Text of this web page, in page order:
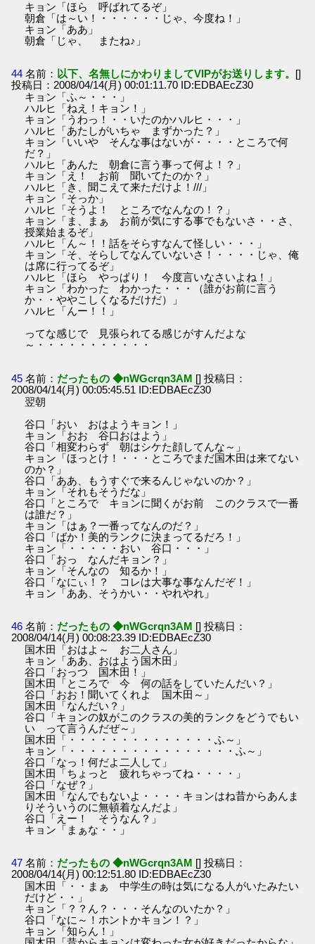
キョン「ほら 呼ばれてるぞ」
朝倉「は～い！・・・・・・じゃ、今度ね！」
キョン「ああ」
朝倉「じゃ、 またね♪」
44 名前： 以下、名無しにかわりましてVIPがお送りします。 []
投稿日：2008/04/14(月) 00:01:11.70 ID:EDBAEcZ30
キョン「ふ～・・・」
ハルヒ「ねえ！キョン！」
キョン「うわっ！・・いたのかハルヒ・・・」
ハルヒ「あたしがいちゃ まずかった？」
キョン「いいや そんな事はないが・・・・ところで何
だ？」
ハルヒ「あんた 朝倉に言う事って何よ！？」
キョン「え！ お前 聞いてたのか？」
ハルヒ「き、聞こえて来ただけよ！///」
キョン「そっか」
ハルヒ「そうよ！ ところでなんなの！？」
キョン「ま、まぁ お前が気にする事でもないさ・・さ、
授業始まるぞ」
ハルヒ「ん～！！話をそらすなんて怪しい・・・」
キョン「そ、そらしてなんていないさ！・・・・じゃ、俺
は席に行ってるぞ」
ハルヒ「ほら やっぱり！ 今度言いなさいよね！」
キョン「わかった わかった・・・（誰がお前に言う
か・・ややこしくなるだけだ）」
ハルヒ「んー！！」
ってな感じで 見張られてる感じがすんだよな
～・・・・・・・・・・・
45 名前： だったもの ◆nWGcrqn3AM [] 投稿日：
2008/04/14(月) 00:05:45.51 ID:EDBAEcZ30
翌朝
谷口「おい おはようキョン！」
キョン「おお 谷口おはよう」
谷口「相変わらず 朝はシケた顔してんな～」
キョン「ほっとけ！・・・ところでまだ国木田は来てない
のか？」
谷口「ああ、もうすぐで来るんじゃないのか？」
キョン「それもそうだな」
谷口「ところで キョンに聞くがお前 このクラスで一番
は誰だ？」
キョン「はぁ？一番ってなんのだ？」
谷口「ばか！美的ランクに決まってるだろ！」
キョン「・・・・・おい 谷口・・・」
谷口「おっ なんだキョン？」
キョン「そんなの 知るか！」
谷口「なにぃ！？ コレは大事な事なんだぞ！」
キョン「ああ、そうかい・・やれやれ」
46 名前： だったもの ◆nWGcrqn3AM [] 投稿日：
2008/04/14(月) 00:08:23.39 ID:EDBAEcZ30
国木田「おはよ～ お二人さん」
キョン「ああ、おはよう国木田」
谷口「おっつ 国木田！」
国木田「ところで 今 何の話をしていたんだい？」
谷口「おお！聞いてくれよ 国木田～」
国木田「なんだい？」
谷口「キョンの奴がこのクラスの美的ランクをどうでもい
い って言うんだぜ～」
国木田「・・・・・・・・・・・・・・ふ～」
キョン「・・・・・・・・・・・・・・・・ふ～」
谷口「なっ！何だよ二人して」
国木田「ちょっと 疲れちゃってね・・・・」
谷口「なぜ？」
国木田「なんでもないよ・・・・キョンはね昔からあんま
りそういうのに無頓着なんだよ」
谷口「えー！ そうなん？」
キョン「まぁな・・」
47 名前： だったもの ◆nWGcrqn3AM [] 投稿日：
2008/04/14(月) 00:12:51.80 ID:EDBAEcZ30
国木田「・・まぁ 中学生の時は気になる人がいたみたい
だけど・・」
キョン「？？ん？・・・そんなのいたか？」
谷口「なに～！ホントかキョン！？」
キョン「知らん！」